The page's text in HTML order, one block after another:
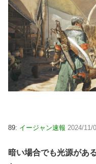
89: イージャン速報 2024/11/
暗い場合でも光源があ